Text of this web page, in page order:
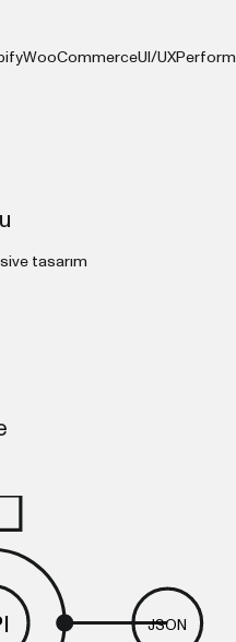
WooCommerceUI/UX
tasarım
JSON